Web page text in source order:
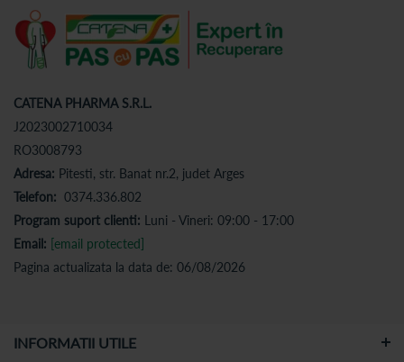
CATENA PHARMA S.R.L.
J2023002710034
RO3008793
Adresa: Pitesti, str. Banat nr.2, judet Arges
Telefon: 0374.336.802
Program suport clienti: Luni - Vineri: 09:00 - 17:00
Email: [email protected]
Pagina actualizata la data de: 06/08/2026
INFORMATII UTILE